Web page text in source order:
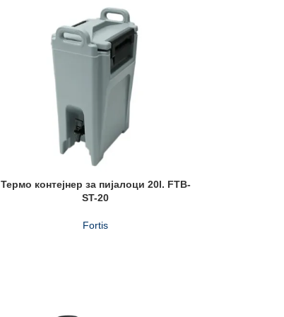
Термо контејнер за пијалоци 20l. FTB-
ST-20
Fortis